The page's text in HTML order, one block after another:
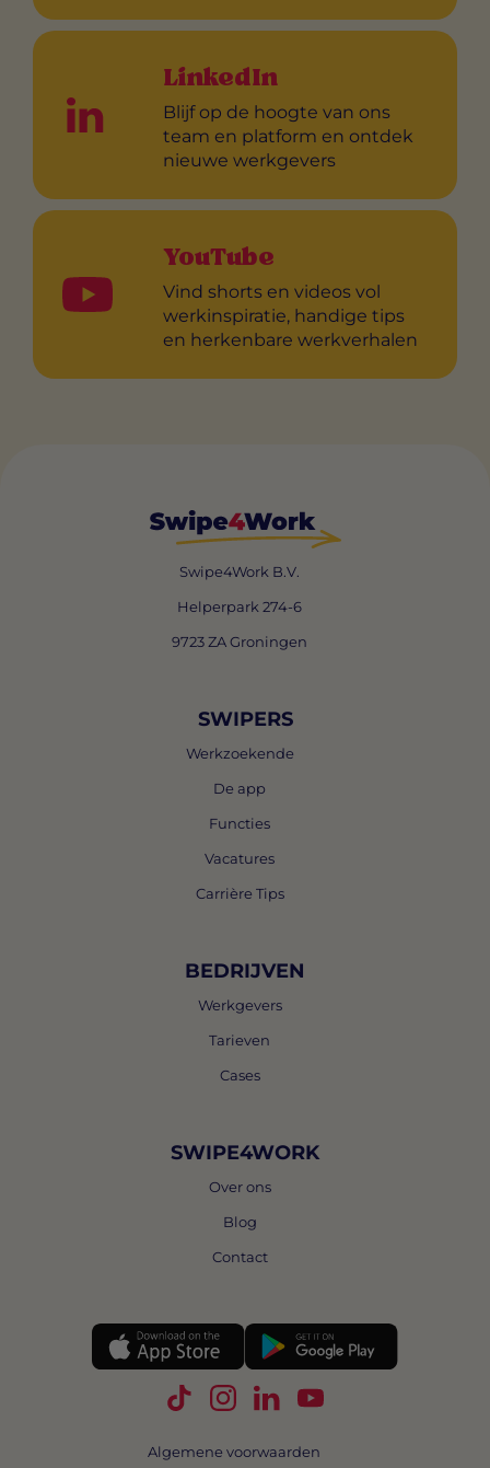
LinkedIn
Blijf op de hoogte van ons
team en platform en ontdek
nieuwe werkgevers
YouTube
Vind shorts en videos vol
werkinspiratie, handige tips
en herkenbare werkverhalen
Swipe4Work B.V.
Helperpark 274-6
9723 ZA Groningen
SWIPERS
Werkzoekende
De app
Functies
Vacatures
Carrière Tips
BEDRIJVEN
Werkgevers
Tarieven
Cases
SWIPE4WORK
Over ons
Blog
Contact
Volg Swipe4Work op TikTok
Volg Swipe4Work op
Volg Swipe4Work op
Volg Swipe4Work
Algemene voorwaarden